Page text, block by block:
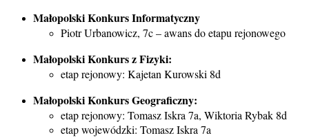
Małopolski Konkurs Informatyczny
Piotr Urbanowicz, 7c – awans do etapu rejonowego
Małopolski Konkurs z Fizyki:
etap rejonowy: Kajetan Kurowski 8d
Małopolski Konkurs Geograficzny:
etap rejonowy: Tomasz Iskra 7a, Wiktoria Rybak 8d
etap wojewódzki: Tomasz Iskra 7a